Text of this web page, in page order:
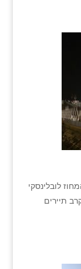
לובלינסקי
תיירים